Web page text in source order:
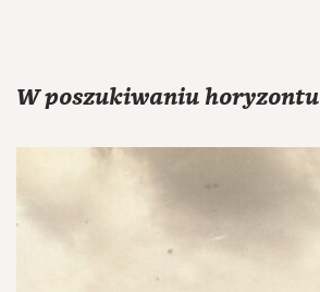
W poszukiwaniu horyzontu